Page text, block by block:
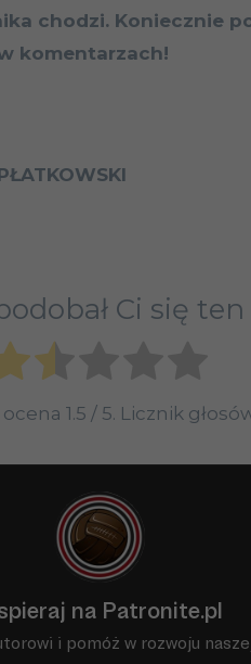
chodzi. Koniecznie
komentarzach!
Ci się ten
1.5 / 5. Licznik